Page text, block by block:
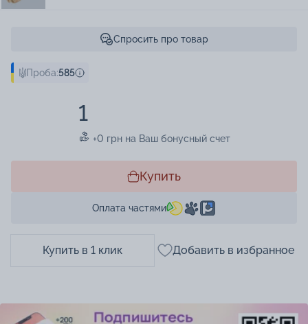
Спросить про товар
Проба:585
1
+0 грн на Ваш бонусный счет
Купить
Оплата частями
Купить в 1 клик Добавить в избранное